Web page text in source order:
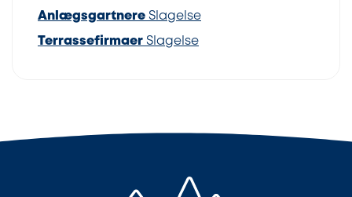
Anlægsgartnere Slagelse
Terrassefirmaer Slagelse